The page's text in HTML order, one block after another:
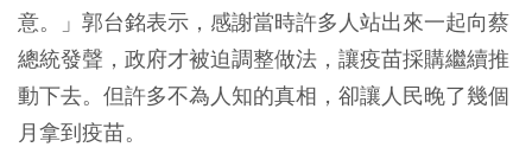
意。」郭台銘表示，感謝當時許多人站出來一起向蔡
總統發聲，政府才被迫調整做法，讓疫苗採購繼續推
動下去。但許多不為人知的真相，卻讓人民晚了幾個
月拿到疫苗。